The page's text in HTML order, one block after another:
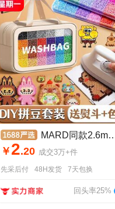
MARD同款2.6mm融合豆拼豆豆手工diy材料立体益智玩具高品质拼豆
￥ 2.20 成交3万+件
先采后付 48H发货 7天包换
回头率25%